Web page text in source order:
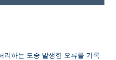
리하는 도중 발생한 오류를 기록